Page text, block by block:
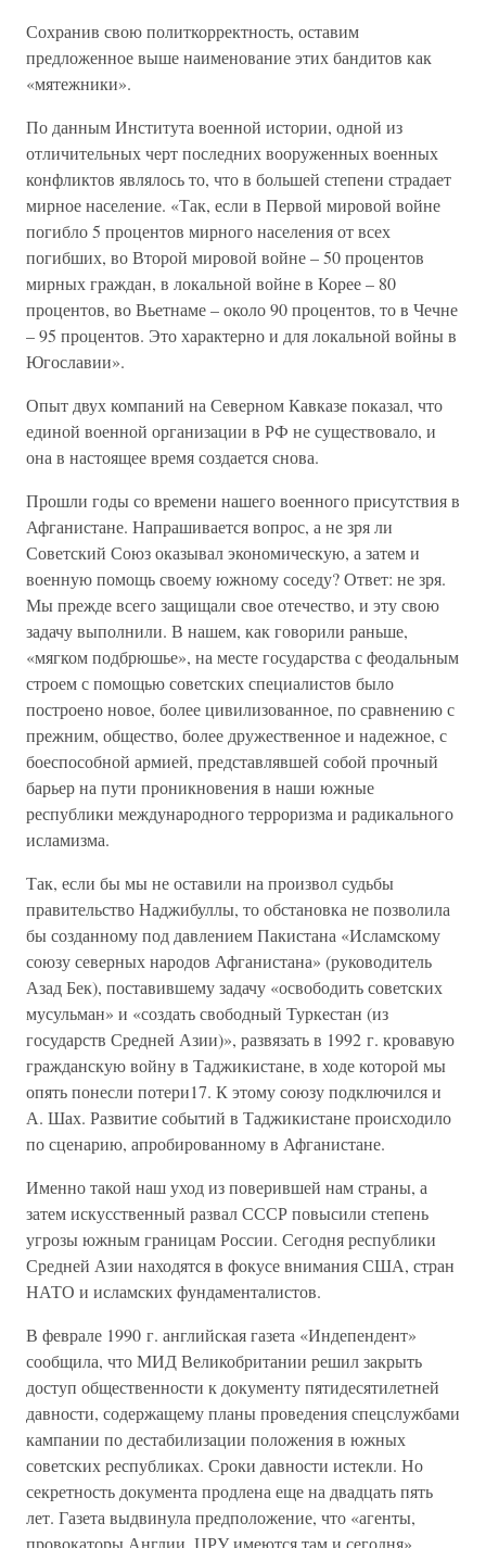
Сохранив свою политкорректность, оставим
предложенное выше наименование этих бандитов как
«мятежники».
По данным Института военной истории, одной из
отличительных черт последних вооруженных военных
конфликтов являлось то, что в большей степени страдает
мирное население. «Так, если в Первой мировой войне
погибло 5 процентов мирного населения от всех
погибших, во Второй мировой войне – 50 процентов
мирных граждан, в локальной войне в Корее – 80
процентов, во Вьетнаме – около 90 процентов, то в Чечне
– 95 процентов. Это характерно и для локальной войны в
Югославии».
Опыт двух компаний на Северном Кавказе показал, что
единой военной организации в РФ не существовало, и
она в настоящее время создается снова.
Прошли годы со времени нашего военного присутствия в
Афганистане. Напрашивается вопрос, а не зря ли
Советский Союз оказывал экономическую, а затем и
военную помощь своему южному соседу? Ответ: не зря.
Мы прежде всего защищали свое отечество, и эту свою
задачу выполнили. В нашем, как говорили раньше,
«мягком подбрюшье», на месте государства с феодальным
строем с помощью советских специалистов было
построено новое, более цивилизованное, по сравнению с
прежним, общество, более дружественное и надежное, с
боеспособной армией, представлявшей собой прочный
барьер на пути проникновения в наши южные
республики международного терроризма и радикального
исламизма.
Так, если бы мы не оставили на произвол судьбы
правительство Наджибуллы, то обстановка не позволила
бы созданному под давлением Пакистана «Исламскому
союзу северных народов Афганистана» (руководитель
Азад Бек), поставившему задачу «освободить советских
мусульман» и «создать свободный Туркестан (из
государств Средней Азии)», развязать в 1992 г. кровавую
гражданскую войну в Таджикистане, в ходе которой мы
опять понесли потери17. К этому союзу подключился и
А. Шах. Развитие событий в Таджикистане происходило
по сценарию, апробированному в Афганистане.
Именно такой наш уход из поверившей нам страны, а
затем искусственный развал СССР повысили степень
угрозы южным границам России. Сегодня республики
Средней Азии находятся в фокусе внимания США, стран
НАТО и исламских фундаменталистов.
В феврале 1990 г. английская газета «Индепендент»
сообщила, что МИД Великобритании решил закрыть
доступ общественности к документу пятидесятилетней
давности, содержащему планы проведения спецслужбами
кампании по дестабилизации положения в южных
советских республиках. Сроки давности истекли. Но
секретность документа продлена еще на двадцать пять
лет. Газета выдвинула предположение, что «агенты,
провокаторы Англии, ЦРУ имеются там и сегодня».